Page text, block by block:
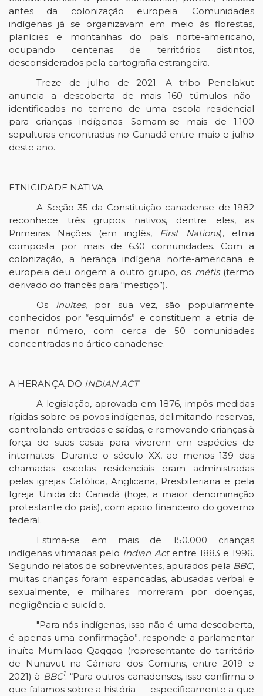
antes da colonização europeia. Comunidades
indígenas já se organizavam em meio às florestas,
planícies e montanhas do país norte-americano,
ocupando centenas de territórios distintos,
desconsiderados pela cartografia estrangeira.
Treze de julho de 2021. A tribo Penelakut
anuncia a descoberta de mais 160 túmulos não-
identificados no terreno de uma escola residencial
para crianças indígenas. Somam-se mais de 1.100
sepulturas encontradas no Canadá entre maio e julho
deste ano.
ETNICIDADE NATIVA
A Seção 35 da Constituição canadense de 1982
reconhece três grupos nativos, dentre eles, as
Primeiras Nações (em inglês, First Nations), etnia
composta por mais de 630 comunidades. Com a
colonização, a herança indígena norte-americana e
europeia deu origem a outro grupo, os métis(termo
derivado do francês para “mestiço”).
Os inuítes, por sua vez, são popularmente
conhecidos por “esquimós” e constituem a etnia de
menor número, com cerca de 50 comunidades
concentradas no ártico canadense.
A HERANÇA DO INDIAN ACT
A legislação, aprovada em 1876, impôs medidas
rígidas sobre os povos indígenas, delimitando reservas,
controlando entradas e saídas, e removendo crianças à
força de suas casas para viverem em espécies de
internatos. Durante o século XX, ao menos 139 das
chamadas escolas residenciais eram administradas
pelas igrejas Católica, Anglicana, Presbiteriana e pela
Igreja Unida do Canadá (hoje, a maior denominação
protestante do país), com apoio financeiro do governo
federal.
Estima-se em mais de 150.000 crianças
indígenas vitimadas pelo Indian Actentre 1883 e 1996.
Segundo relatos de sobreviventes, apurados pela BBC,
muitas crianças foram espancadas, abusadas verbal e
sexualmente, e milhares morreram por doenças,
negligência e suicídio.
"Para nós indígenas, isso não é uma descoberta,
é apenas uma confirmação”, responde a parlamentar
inuíte Mumilaaq Qaqqaq (representante do território
de Nunavut na Câmara dos Comuns, entre 2019 e
2021) à BBC1. “Para outros canadenses, isso confirma o
que falamos sobre a história — especificamente a que